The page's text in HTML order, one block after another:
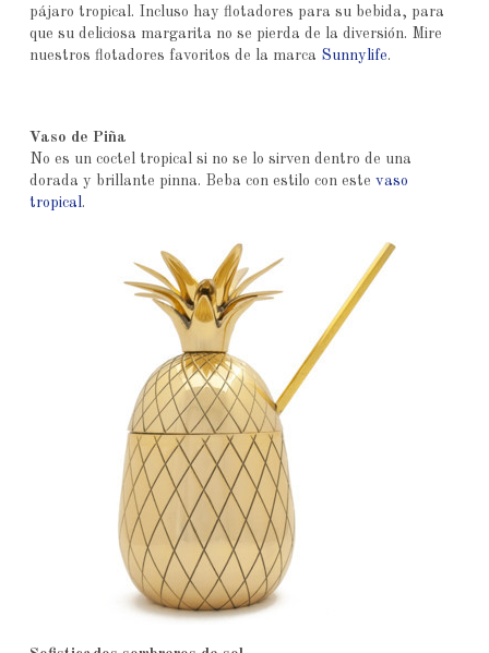
pájaro tropical. Incluso hay flotadores para su bebida, para
que su deliciosa margarita no se pierda de la diversión. Mire
nuestros flotadores favoritos de la marca Sunnylife.
Vaso de Piña
No es un coctel tropical si no se lo sirven dentro de una
dorada y brillante pinna. Beba con estilo con este vaso
tropical .